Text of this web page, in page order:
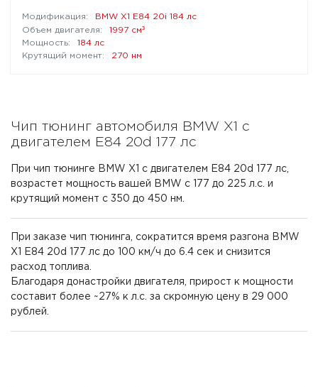
BMW X1 E84 20i 184 лс
1997 см³
184 лс
270 нм
Чип тюнинг автомобиля BMW X1 с
двигателем E84 20d 177 лс
При чип тюнинге BMW X1 с двигателем E84 20d 177 лс,
возрастет мощность вашей BMW с 177 до 225 л.с. и
крутящий момент с 350 до 450 нм.
При заказе чип тюнинга, сократится время разгона BMW
X1 E84 20d 177 лс до 100 км/ч до 6.4 сек и снизится
расход топлива.
Благодаря донастройки двигателя, прирост к мощности
составит более ~27% к л.с. за скромную цену в 29 000
рублей.